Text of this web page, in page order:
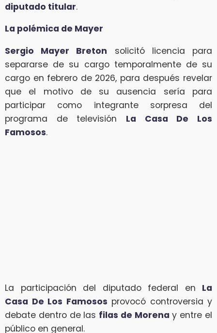
diputado titular.
La polémica de Mayer
Sergio Mayer Breton solicitó licencia para
separarse de su cargo temporalmente de su
cargo en febrero de 2026, para después revelar
que el motivo de su ausencia sería para
participar como integrante sorpresa del
programa de televisión La Casa De Los
Famosos.
La participación del diputado federal en La
Casa De Los Famosos provocó controversia y
debate dentro de las filas de Morena y entre el
público en general.